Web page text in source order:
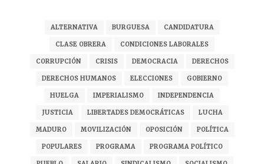
ALTERNATIVA BURGUESA CANDIDATURA
CLASE OBRERA CONDICIONES LABORALES
CORRUPCIÓN CRISIS DEMOCRACIA DERECHOS
DERECHOS HUMANOS ELECCIONES GOBIERNO
HUELGA IMPERIALISMO INDEPENDENCIA
JUSTICIA LIBERTADES DEMOCRÁTICAS LUCHA
MADURO MOVILIZACIÓN OPOSICIÓN POLÍTICA
POPULARES PROGRAMA PROGRAMA POLÍTICO